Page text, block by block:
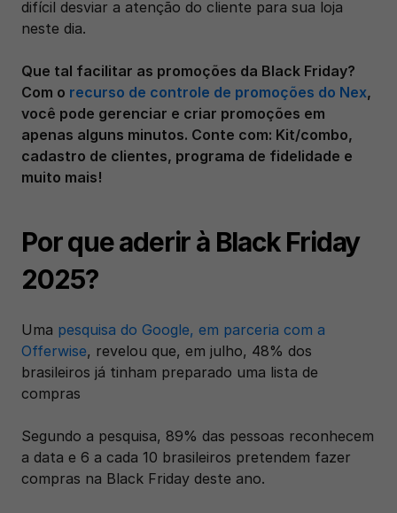
difícil desviar a atenção do cliente para sua loja
neste dia.
Que tal facilitar as promoções da Black Friday?
Com o recurso de controle de promoções do Nex,
você pode gerenciar e criar promoções em
apenas alguns minutos. Conte com: Kit/combo,
cadastro de clientes, programa de fidelidade e
muito mais!
Por que aderir à Black Friday
2025?
Uma pesquisa do Google, em parceria com a
Offerwise, revelou que, em julho, 48% dos
brasileiros já tinham preparado uma lista de
compras
Segundo a pesquisa, 89% das pessoas reconhecem
a data e 6 a cada 10 brasileiros pretendem fazer
compras na Black Friday deste ano.